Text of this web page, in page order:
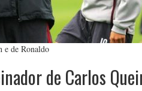
e de Ronaldo
de Carlos